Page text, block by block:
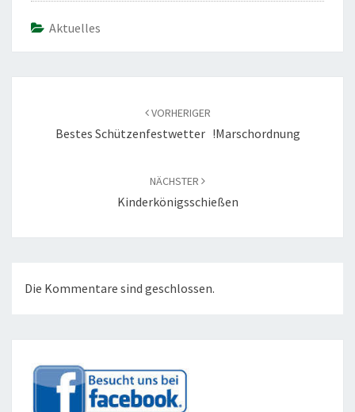
Aktuelles
VORHERIGER
Bestes Schützenfestwetter !Marschordnung
NÄCHSTER
Kinderkönigsschießen
Die Kommentare sind geschlossen.